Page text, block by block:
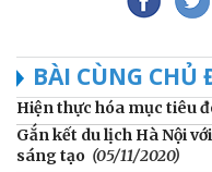
BÀI CÙNG CHỦ
Hiện thực hóa mục tiêu
Gắn kết du lịch Hà Nội
sáng tạo (05/11/2020)